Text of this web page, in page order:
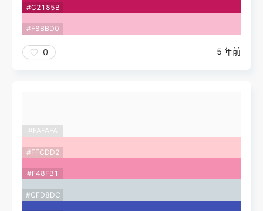
#C2185B
#F8BBD0
0 5 年前
#FAFAFA
#FFCDD2
#F48FB1
#CFD8DC